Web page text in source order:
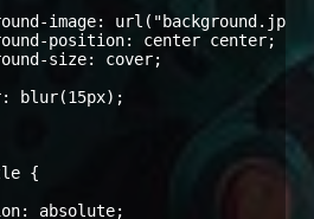
image:
position: center center;
size: cover;
blur(15px);
{
absolute;